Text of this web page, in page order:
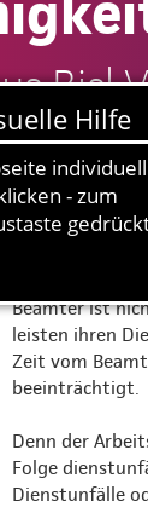
Bisl
Beamter ist
leisten ihren
Zeit vom
beeinträchtigt.
Denn der
Folge
Dienstunfälle